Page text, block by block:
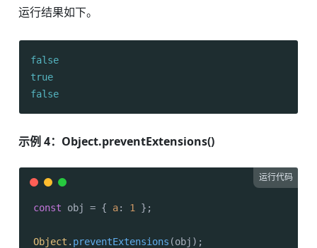
运行结果如下。
false
true
false
示例 4：Object.preventExtensions()
运行代码
const obj = { a: 1 };
Object . preventExtensions